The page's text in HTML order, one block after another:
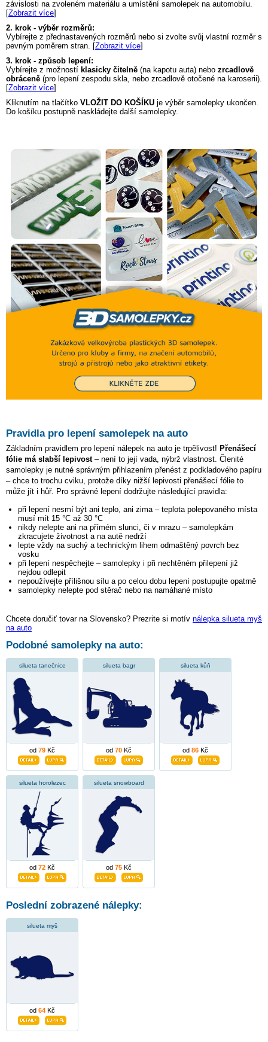
závislosti na zvoleném materiálu a umístění samolepek na automobilu.
[Zobrazit více]
2. krok - výběr rozměrů:
Vybírejte z přednastavených rozměrů nebo si zvolte svůj vlastní rozměr s
pevným poměrem stran. [Zobrazit více]
3. krok - způsob lepení:
Vybírejte z možností klasicky čitelně (na kapotu auta) nebo zrcadlově
obráceně (pro lepení zespodu skla, nebo zrcadlově otočené na karoserii).
[Zobrazit více]
Kliknutím na tlačítko VLOŽIT DO KOŠÍKU je výběr samolepky ukončen.
Do košíku postupně naskládejte další samolepky.
Pravidla pro lepení samolepek na auto
Základním pravidlem pro lepení nálepek na auto je trpělivost! Přenášecí
fólie má slabší lepivost– není to její vada, nýbrž vlastnost. Členité
samolepky je nutné správným přihlazením přenést z podkladového papíru
– chce to trochu cviku, protože díky nižší lepivosti přenášecí fólie to
může jít i hůř. Pro správné lepení dodržujte následující pravidla:
při lepení nesmí být ani teplo, ani zima – teplota polepovaného místa
musí mít 15 °C až 30 °C
nikdy nelepte ani na přímém slunci, či v mrazu – samolepkám
zkracujete životnost a na autě nedrží
lepte vždy na suchý a technickým lihem odmaštěný povrch bez
vosku
při lepení nespěchejte – samolepky i při nechtěném přilepení již
nejdou odlepit
nepoužívejte přílišnou sílu a po celou dobu lepení postupujte opatrně
samolepky nelepte pod stěrač nebo na namáhané místo
Chcete doručiť tovar na Slovensko? Prezrite si motív nálepka silueta myš
na auto
Podobné samolepky na auto:
silueta tanečnice
od 79 Kč
silueta bagr
od 70 Kč
silueta kůň
od 86 Kč
silueta horolezec
od 72 Kč
silueta snowboard
od 75 Kč
Poslední zobrazené nálepky:
silueta myš
od 64 Kč